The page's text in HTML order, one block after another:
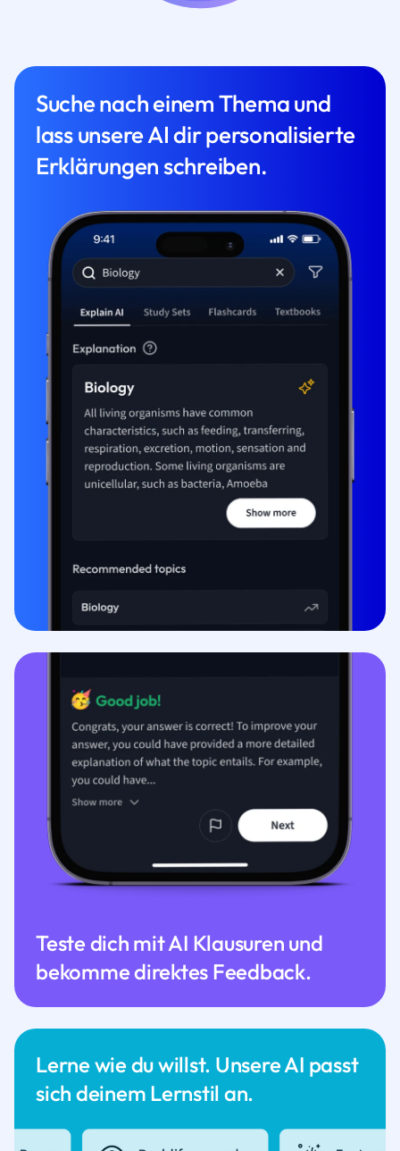
Suche nach einem Thema und
lass unsere AI dir personalisierte
Erklärungen schreiben.
Lerne wie du willst. Unsere AI passt
sich deinem Lernstil an.
Teste dich mit AI Klausuren und
bekomme direktes Feedback.